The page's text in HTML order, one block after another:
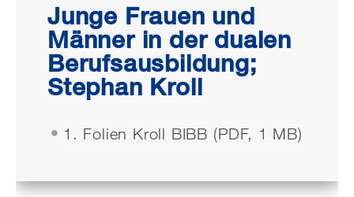
Junge Frauen und
Männer in der dualen
Berufsausbildung;
Stephan Kroll
1. Folien Kroll BIBB (PDF, 1 MB)